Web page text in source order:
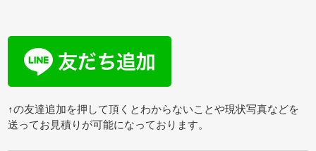
↑の友達追加を押して頂くとわからないことや現状写真などを
送ってお見積りが可能になっております。